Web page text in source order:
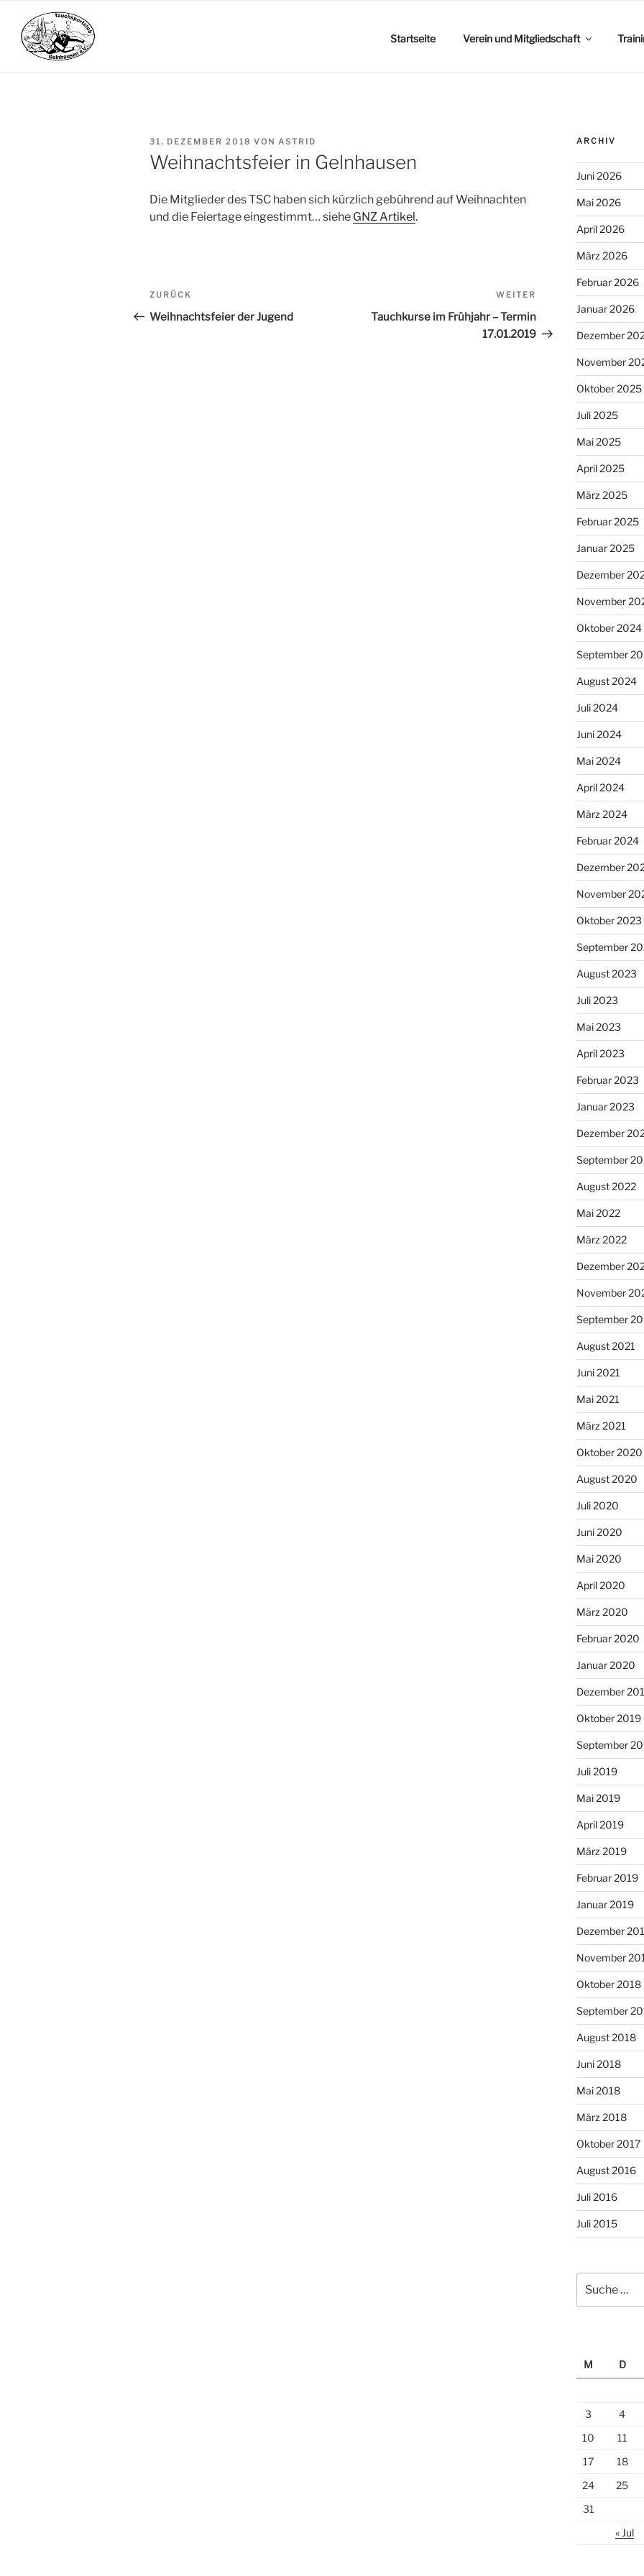
Inhalt
springen
Startseite Verein und Mitgliedschaft
VERÖFFENTLICHT
AM
31. DEZEMBER 2018 VON ASTRID
Weihnachtsfeier in Gelnhausen
Die Mitglieder des TSC haben sich kürzlich gebührend auf Weihnachten
und die Feiertage eingestimmt… siehe GNZ Artikel.
Beitrags-
Navigation
Vorheriger
Beitrag
ZURÜCK
Weihnachtsfeier der Jugend
Nächster
WEITER
Tauchkurse im Frühjahr – Termin
17.01.2019
ARCHIV
Juni 2026
Mai 2026
April 2026
März 2026
Februar 2026
Januar 2026
Dezember
November
Oktober 2025
Juli 2025
Mai 2025
April 2025
März 2025
Februar 2025
Januar 2025
Dezember
November
Oktober 2024
September
August 2024
Juli 2024
Juni 2024
Mai 2024
April 2024
März 2024
Februar 2024
Dezember
November
Oktober 2023
September
August 2023
Juli 2023
Mai 2023
April 2023
Februar 2023
Januar 2023
Dezember
September
August 2022
Mai 2022
März 2022
Dezember
November
September
August 2021
Juni 2021
Mai 2021
März 2021
Oktober 2020
August 2020
Juli 2020
Juni 2020
Mai 2020
April 2020
März 2020
Februar 2020
Januar 2020
Dezember
Oktober 2019
September
Juli 2019
Mai 2019
April 2019
März 2019
Februar 2019
Januar 2019
Dezember
November
Oktober 2018
September
August 2018
Juni 2018
Mai 2018
März 2018
Oktober 2017
August 2016
Juli 2016
Juli 2015
nach:
M
D
3
4
10
11
17
18
24
25
31
« Jul